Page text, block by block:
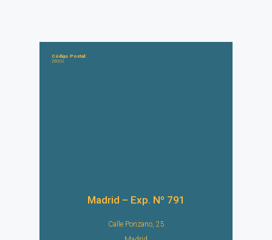
Código Postal:
28003
Madrid – Exp. Nº 791
Calle Ponzano, 25